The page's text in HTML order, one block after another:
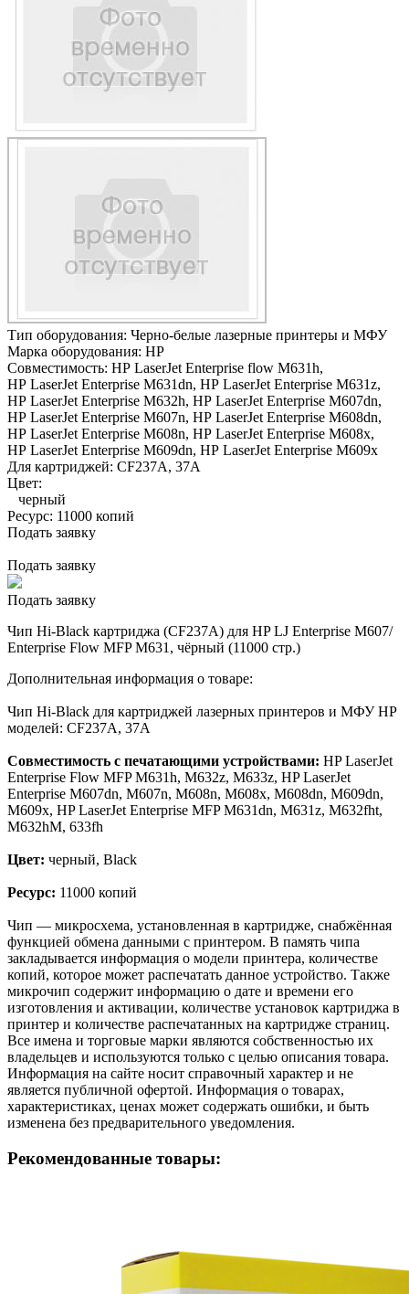
Тип оборудования: Черно-белые лазерные принтеры и МФУ
Марка оборудования: HP
Совместимость: HP LaserJet Enterprise flow M631h,
HP LaserJet Enterprise M631dn, HP LaserJet Enterprise M631z,
HP LaserJet Enterprise M632h, HP LaserJet Enterprise M607dn,
HP LaserJet Enterprise M607n, HP LaserJet Enterprise M608dn,
HP LaserJet Enterprise M608n, HP LaserJet Enterprise M608x,
HP LaserJet Enterprise M609dn, HP LaserJet Enterprise M609x
Для картриджей: CF237A, 37A
Цвет:
черный
Ресурс: 11000 копий
Подать заявку
Подать заявку
Подать заявку
Чип Hi-Black картриджа (CF237A) для HP LJ Enterprise M607/
Enterprise Flow MFP M631, чёрный (11000 стр.)
Дополнительная информация о товаре:
Чип Hi-Black для картриджей лазерных принтеров и МФУ HP
моделей: CF237A, 37A
Совместимость с печатающими устройствами: HP LaserJet
Enterprise Flow MFP M631h, M632z, M633z, HP LaserJet
Enterprise M607dn, M607n, M608n, M608x, M608dn, M609dn,
M609x, HP LaserJet Enterprise MFP M631dn, M631z, M632fht,
M632hM, 633fh
Цвет: черный, Black
Ресурс: 11000 копий
Чип — микросхема, установленная в картридже, снабжённая
функцией обмена данными с принтером. В память чипа
закладывается информация о модели принтера, количестве
копий, которое может распечатать данное устройство. Также
микрочип содержит информацию о дате и времени его
изготовления и активации, количестве установок картриджа в
принтер и количестве распечатанных на картридже страниц.
Все имена и торговые марки являются собственностью их
владельцев и используются только с целью описания товара.
Информация на сайте носит справочный характер и не
является публичной офертой. Информация о товарах,
характеристиках, ценах может содержать ошибки, и быть
изменена без предварительного уведомления.
Рекомендованные товары: